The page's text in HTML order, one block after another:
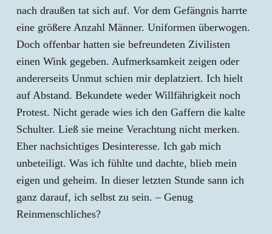
nach draußen tat sich auf. Vor dem Gefängnis harrte
eine größere Anzahl Männer. Uniformen überwogen.
Doch offenbar hatten sie befreundeten Zivilisten
einen Wink gegeben. Aufmerksamkeit zeigen oder
andererseits Unmut schien mir deplatziert. Ich hielt
auf Abstand. Bekundete weder Willfährigkeit noch
Protest. Nicht gerade wies ich den Gaffern die kalte
Schulter. Ließ sie meine Verachtung nicht merken.
Eher nachsichtiges Desinteresse. Ich gab mich
unbeteiligt. Was ich fühlte und dachte, blieb mein
eigen und geheim. In dieser letzten Stunde sann ich
ganz darauf, ich selbst zu sein. – Genug
Reinmenschliches?